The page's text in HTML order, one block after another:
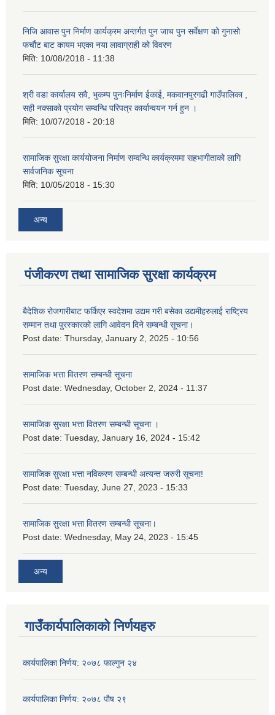
निजि आवास पुन निर्माण कार्यक्रम अन्तर्गत पुन जाच पुन सर्वेक्षण को गुनासो
फर्चौट बाट कायम भएका नया लावाग्राही को विवरण
मिति: 10/08/2018 - 11:38
श्री वडा कार्यालय सवै, भुकम्प पुनःनिर्माण ईकाई, मकवानपुरगढी गाउँपालिका ,
सही नक्साको प्रयोग सम्वन्धि परिपत्र कार्यान्वयन गर्न हुन ।
मिति: 10/07/2018 - 20:18
सामाजिक सुरक्षा कार्ययोजना निर्माण सम्वन्धि कार्यक्रममा सहभागीताको लागि
सार्वजनिक सूचना
मिति: 10/05/2018 - 15:30
अन्य
पंजीकरण तथा सामाजिक सुरक्षा कार्यक्रम
बैदेशिक रोजगारीबाट फर्किएर स्वदेशमा उद्यम गरी बसेका उद्यमीहरुलाई राष्‍ट्रिय
सम्मान तथा पुरस्कारको लागि आवेदन दिने सम्बन्धी सूचना।
Post date: Thursday, January 2, 2025 - 10:56
सामाजिक भत्ता वितरण सम्बन्धी सूचना
Post date: Wednesday, October 2, 2024 - 11:37
सामाजिक सुरक्षा भत्ता वितरण सम्बन्धी सूचना ।
Post date: Tuesday, January 16, 2024 - 15:42
सामाजिक सुरक्षा भत्ता नविकरण सम्बन्धी अत्यन्त जरुरी सूचना!
Post date: Tuesday, June 27, 2023 - 15:33
सामाजिक सुरक्षा भत्ता वितरण सम्बन्धी सूचना।
Post date: Wednesday, May 24, 2023 - 15:45
अन्य
गाउँकार्यपालिकाको निर्णयहरु
कार्यपालिका निर्णय: २०७८ फाल्गुन २४
कार्यपालिका निर्णय: २०७८ पौष २९